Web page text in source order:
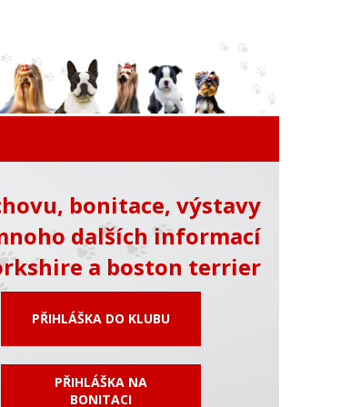
bonitace, výstavy
dalších informací
a boston terrier
PŘIHLÁŠKA DO KLUBU
PŘIHLÁŠKA NA
BONITACI